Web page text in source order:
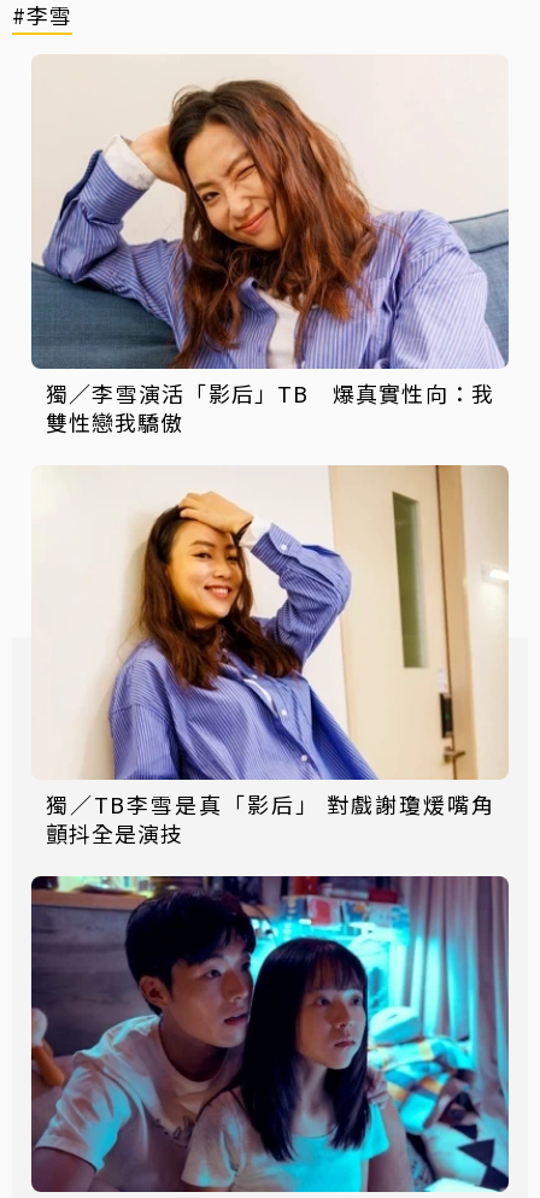
#李雪
獨／李雪演活「影后」TB 爆真實性向：我
雙性戀我驕傲
獨／TB李雪是真「影后」 對戲謝瓊煖嘴角
顫抖全是演技